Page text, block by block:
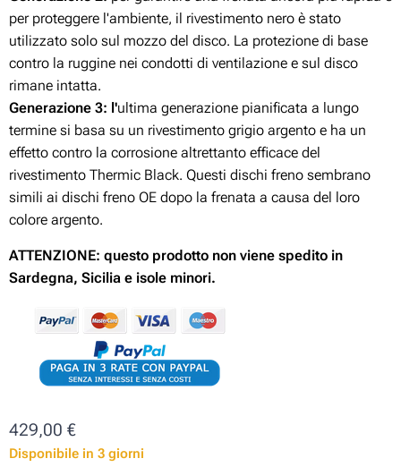
per proteggere l'ambiente, il rivestimento nero è stato
utilizzato solo sul mozzo del disco. La protezione di base
contro la ruggine nei condotti di ventilazione e sul disco
rimane intatta.
Generazione 3: l'ultima generazione pianificata a lungo
termine si basa su un rivestimento grigio argento e ha un
effetto contro la corrosione altrettanto efficace del
rivestimento Thermic Black. Questi dischi freno sembrano
simili ai dischi freno OE dopo la frenata a causa del loro
colore argento.
ATTENZIONE: questo prodotto non viene spedito in
Sardegna, Sicilia e isole minori.
429,00 €
Disponibile in 3 giorni